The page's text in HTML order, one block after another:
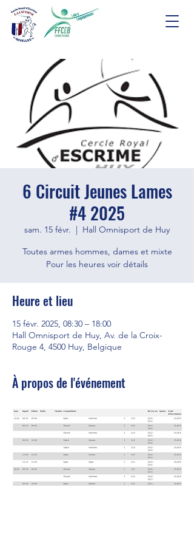
6 Circuit Jeunes Lames
#4 2025
sam. 15 févr.
  |
Hall Omnisport de Huy
Toutes armes hommes, dames et mixte
Pour les heures voir détails
Heure et lieu
15 févr. 2025, 08:30 – 18:00
Hall Omnisport de Huy, Av. de la Croix-
Rouge 4, 4500 Huy, Belgique
À propos de l'événement